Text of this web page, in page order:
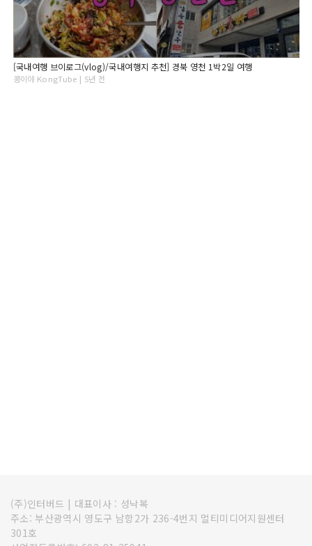
[국내여행 브이로그(vlog)/국내여행지 추천] 경북 영천 1박2일 여행
콩이야 KongTube | 5년 전
(주)인터버드 | 대표이사 : 성낙복
주소: 부산광역시 영도구 남항2가 236-4번지 멀티미디어지원센터
301호